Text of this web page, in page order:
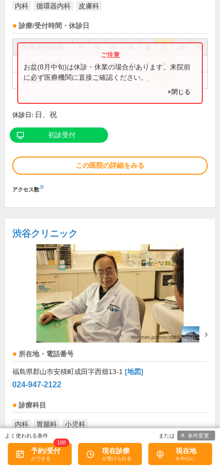
内科 循環器内科 皮膚科
診療/受付時間・休診日
祝
9:00～12:00 ● ● ● ● ●
15:00～17:30 ● ● ●
お盆(8月中旬)は休診・休業の場合があります。来院前
に必ず医療機関に直接ご確認ください。
×閉じる
休診日: 日、祝
初診受付
この医院の詳細をみる
アクセス数※
渋谷クリニック
所在地・電話番号
福島県郡山市安積町成田字西畑13-1 [地図]
024-947-2122
診療科目
内科 胃腸科 小児科
診療/受付時間・休診日
診療時間 月 火 水 木 金 土 日 祝
予約/受付
188
現在診療 現在地
条件変更